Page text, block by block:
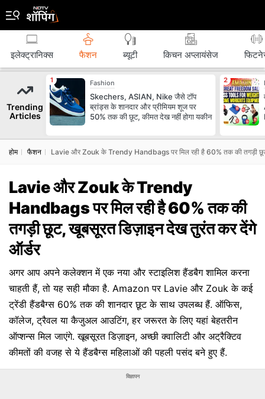
इलेक्ट्रानिक्स फैशन ब्‍यूटी किचन अप्लायंसेज
Trending
Articles
Fashion
Skechers, ASIAN, Nike जैसे टॉप
ब्रांड्स के शानदार और प्रीमियम शूज पर
50% तक की छूट, कीमत देख नहीं होगा यकीन
होम फैशन Lavie और Zouk के Trendy Handbags पर मिल रही है 60% तक की तगड़ी
Lavie और Zouk के Trendy
Handbags पर मिल रही है 60% तक की
तगड़ी छूट, खूबसूरत डिज़ाइन देख तुरंत कर देंगे
ऑर्डर
अगर आप अपने कलेक्शन में एक नया और स्टाइलिश हैंडबैग शामिल करना
चाहती हैं, तो यह सही मौका है. Amazon पर Lavie और Zouk के कई
ट्रेंडी हैंडबैग्स 60% तक की शानदार छूट के साथ उपलब्ध हैं. ऑफिस,
कॉलेज, ट्रैवल या कैजुअल आउटिंग, हर जरूरत के लिए यहां बेहतरीन
ऑप्शन्स मिल जाएंगे. खूबसूरत डिज़ाइन, अच्छी क्वालिटी और अट्रैक्टिव
कीमतों की वजह से ये हैंडबैग्स महिलाओं की पहली पसंद बने हुए हैं.
विज्ञापन